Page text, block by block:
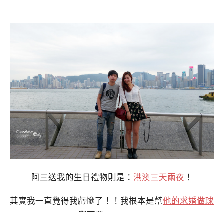
阿三送我的生日禮物則是： 港澳三天兩夜 ！
其實我一直覺得我虧慘了！！我根本是幫他的求婚做球